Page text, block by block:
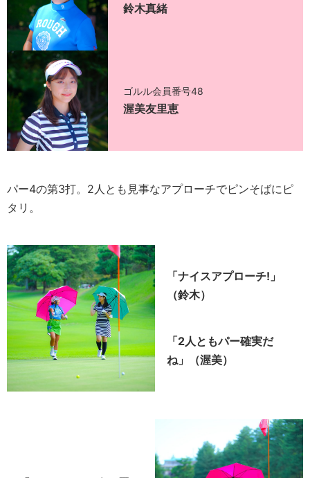
鈴木真緒
ゴルル会員番号48
渥美友里恵
パー4の第3打。2人とも見事なアプローチでピンそばにピ
タリ。
「ナイスアプローチ!」
（鈴木）
「2人ともパー確実だ
ね」（渥美）